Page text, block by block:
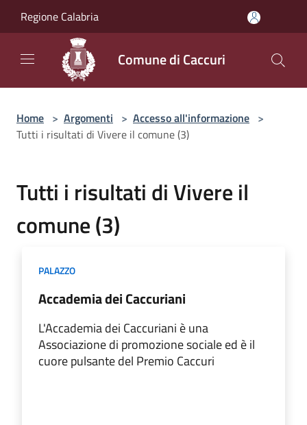
Regione Calabria
Comune di Caccuri
Home > Argomenti > Accesso all'informazione >
Tutti i risultati di Vivere il comune (3)
Tutti i risultati di Vivere il
comune (3)
PALAZZO
Accademia dei Caccuriani
L'Accademia dei Caccuriani è una
Associazione di promozione sociale ed è il
cuore pulsante del Premio Caccuri